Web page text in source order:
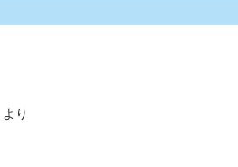
より